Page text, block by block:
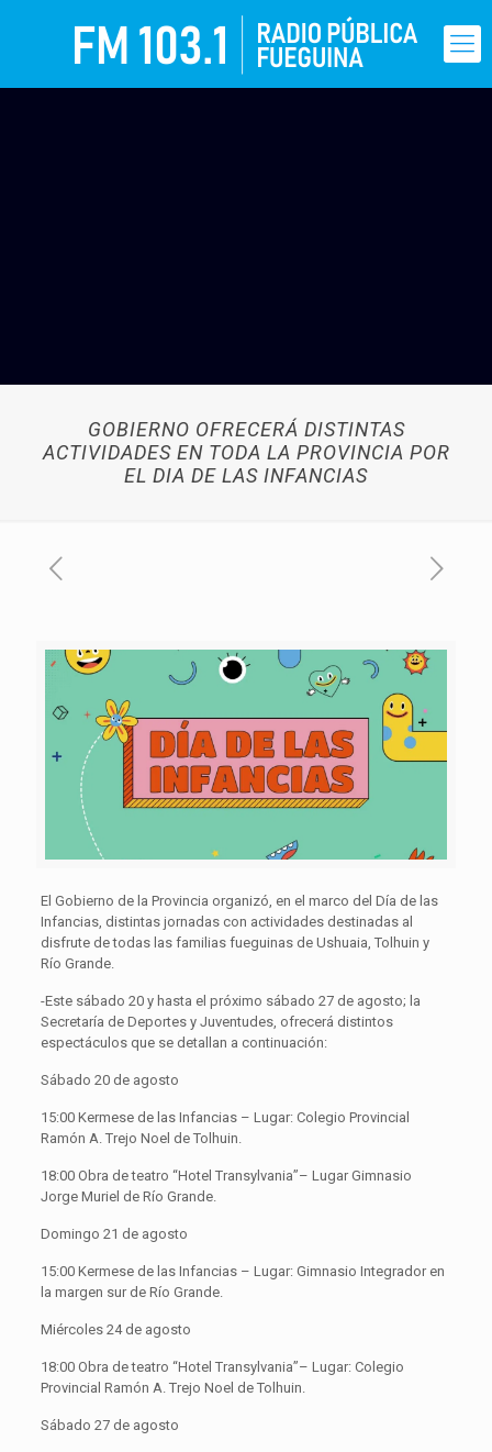
GOBIERNO OFRECERÁ DISTINTAS
ACTIVIDADES EN TODA LA PROVINCIA POR
EL DIA DE LAS INFANCIAS
El Gobierno de la Provincia organizó, en el marco del Día de las
Infancias, distintas jornadas con actividades destinadas al
disfrute de todas las familias fueguinas de Ushuaia, Tolhuin y
Río Grande.
-Este sábado 20 y hasta el próximo sábado 27 de agosto; la
Secretaría de Deportes y Juventudes, ofrecerá distintos
espectáculos que se detallan a continuación:
Sábado 20 de agosto
15:00 Kermese de las Infancias – Lugar: Colegio Provincial
Ramón A. Trejo Noel de Tolhuin.
18:00 Obra de teatro “Hotel Transylvania”– Lugar Gimnasio
Jorge Muriel de Río Grande.
Domingo 21 de agosto
15:00 Kermese de las Infancias – Lugar: Gimnasio Integrador en
la margen sur de Río Grande.
Miércoles 24 de agosto
18:00 Obra de teatro “Hotel Transylvania”– Lugar: Colegio
Provincial Ramón A. Trejo Noel de Tolhuin.
Sábado 27 de agosto